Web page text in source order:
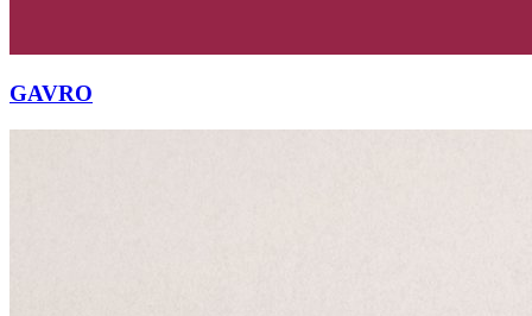
GAVRO